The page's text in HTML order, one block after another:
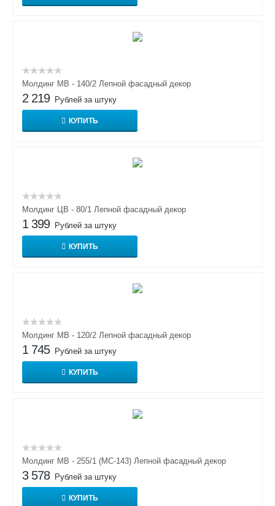
Молдинг МВ - 140/2 Лепной фасадный декор
2 219 Рублей за штуку
КУПИТЬ
Молдинг ЦВ - 80/1 Лепной фасадный декор
1 399 Рублей за штуку
КУПИТЬ
Молдинг МВ - 120/2 Лепной фасадный декор
1 745 Рублей за штуку
КУПИТЬ
Молдинг МВ - 255/1 (МС-143) Лепной фасадный декор
3 578 Рублей за штуку
КУПИТЬ